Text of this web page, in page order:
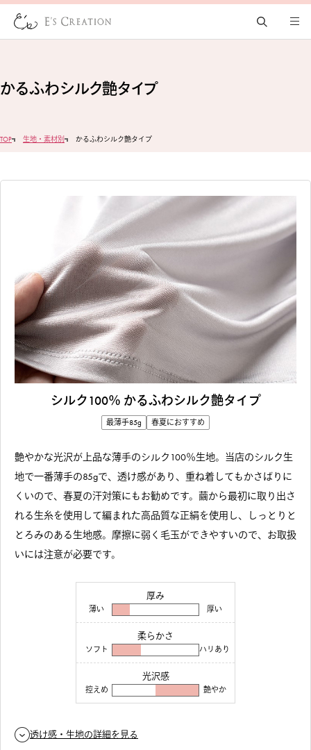
かるふわシルク艶タイプ
TOP 生地・素材別 かるふわシルク艶タイプ
シルク100％ かるふわシルク艶タイプ
最薄手85g 春夏におすすめ
艶やかな光沢が上品な薄手のシルク100％生地。当店のシルク生
地で一番薄手の85gで、透け感があり、重ね着してもかさばりに
くいので、春夏の汗対策にもお勧めです。繭から最初に取り出さ
れる生糸を使用して編まれた高品質な正絹を使用し、しっとりと
とろみのある生地感。摩擦に弱く毛玉ができやすいので、お取扱
いには注意が必要です。
厚み
薄い 厚い
柔らかさ
ソフト ハリあり
光沢感
控えめ 艶やか
透け感・生地の詳細を見る